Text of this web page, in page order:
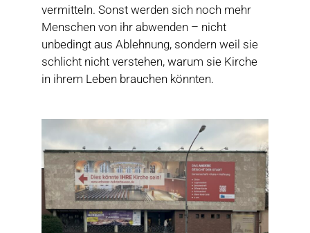
vermitteln. Sonst werden sich noch mehr
Menschen von ihr abwenden – nicht
unbedingt aus Ablehnung, sondern weil sie
schlicht nicht verstehen, warum sie Kirche
in ihrem Leben brauchen könnten.